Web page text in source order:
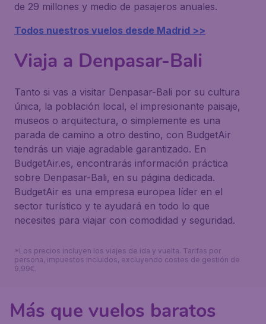
de 29 millones y medio de pasajeros anuales.
Todos nuestros vuelos desde Madrid >>
Viaja a Denpasar-Bali
Tanto si vas a visitar Denpasar-Bali por su cultura
única, la población local, el impresionante paisaje,
museos o arquitectura, o simplemente es una
parada de camino a otro destino, con BudgetAir
tendrás un viaje agradable garantizado. En
BudgetAir.es, encontrarás información práctica
sobre Denpasar-Bali, en su página dedicada.
BudgetAir es una empresa europea líder en el
sector turístico y te ayudará en todo lo que
necesites para viajar con comodidad y seguridad.
*Los precios incluyen los viajes de ida y vuelta. Tarifas por
persona, impuestos incluidos, excluyendo costes de gestión de
9,99€.
Más que vuelos baratos